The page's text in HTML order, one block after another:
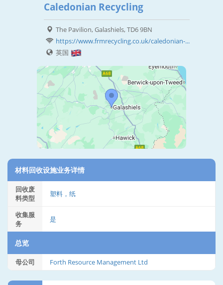
Caledonian Recycling
The Pavilion, Galashiels, TD6 9BN
https://www.frmrecycling.co.uk/caledonian-...
英国
材料回收设施业务详情
回收废
料类型
塑料，纸
收集服
务
是
总览
母公司 Forth Resource Management Ltd